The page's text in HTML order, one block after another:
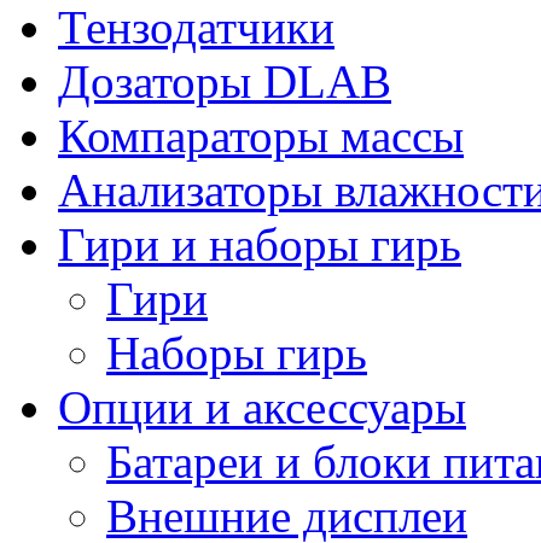
Тензодатчики
Дозаторы DLAB
Компараторы массы
Анализаторы
Гири и наборы гирь
Гири
Наборы гирь
Опции и аксессуары
Батареи и блоки
Внешние дисплеи